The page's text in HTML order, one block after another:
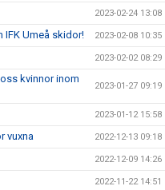
2023-02-24 13:08
IFK Umeå skidor! 2023-02-08 10:35
2023-02-02 08:29
kvinnor inom
2023-01-27 09:19
2023-01-12 15:58
vuxna 2022-12-13 09:18
2022-12-09 14:26
2022-11-22 14:51